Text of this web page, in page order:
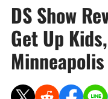
DS Show
Get Up
Minneapolis